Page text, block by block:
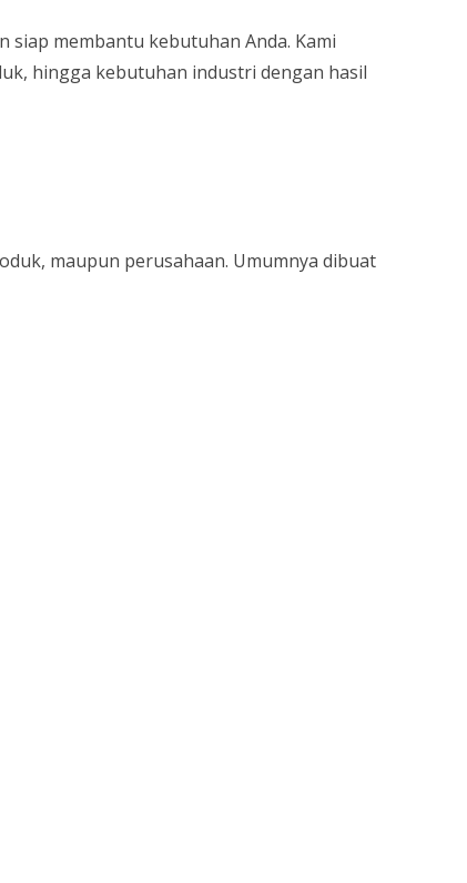
siap membantu kebutuhan Anda. Kami
hingga kebutuhan industri dengan hasil
maupun perusahaan. Umumnya dibuat